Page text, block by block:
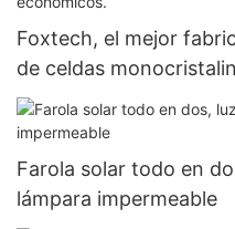
Foxtech, el mejor
de celdas
360 W y 400 W, a
Farola solar todo en
lámpara impermeable